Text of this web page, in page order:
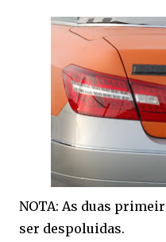
NOTA: As duas
ser despoluidas.